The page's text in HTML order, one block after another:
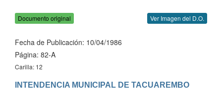
Documento original Ver Imagen del D.O.
Fecha de Publicación: 10/04/1986
Página: 82-A
Carilla: 12